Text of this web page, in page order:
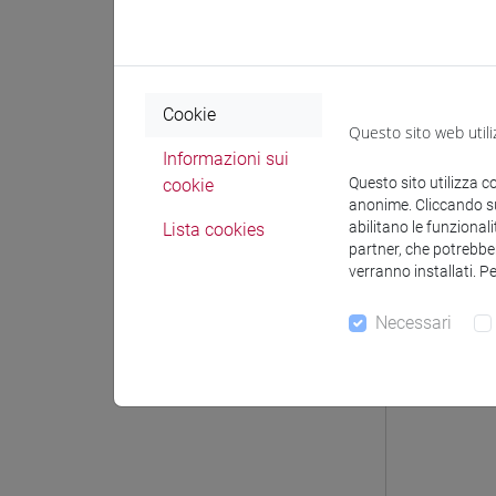
Cookie
Informazioni sui
cookie
Lista cookies
Questo sito web
Questo sito utilizza
anonime. Cliccando
abilitano le
partner, che
verranno installati.
Necessari